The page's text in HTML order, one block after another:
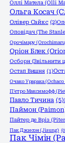
Оллі Матела (Olli
Ольга Косач
Олівер Сайкс (2)
Оповідач (The
Орочімару
Оріон Блек
Осборн (Звільнити
Остап Вишня (1)
Очако Урарака (Ochaco
П'єтро Максимофф
Павло Тичина (5)
Паймон
Пайтер де Вріз
Пак Джисон (Jisung)
Пак Чімін